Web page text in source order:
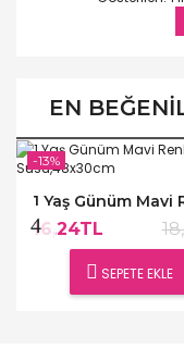
EN
-13%
16,24TL
SEPETE EKLE